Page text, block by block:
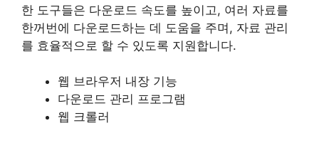
한 도구들은 다운로드 속도를 높이고, 여러 자료를
한꺼번에 다운로드하는 데 도움을 주며, 자료 관리
를 효율적으로 할 수 있도록 지원합니다.
웹 브라우저 내장 기능
다운로드 관리 프로그램
웹 크롤러